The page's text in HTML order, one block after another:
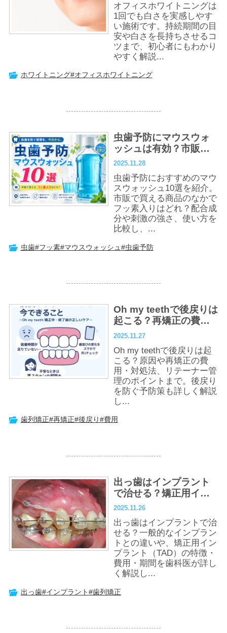
底解説
オフィスホワイトニングは
1回でも白さを実感しやす
い施術です。持続期間の目
安や白さを長持ちさせるコ
ツまで、初心者にもわかり
やすく解説...
ホワイトニング#オフィスホワイトニング
虫歯予防にマウスウォ
ッシュは有効？市販お
すすめ10選・フッ素入
2025.11.28
虫歯予防におすすめのマウ
スウォッシュ10選を紹介。
市販で買える商品のなかで
フッ素入りはどれ？配合成
分や刺激の強さ、使い方を
比較し、...
虫歯#フッ素#マウスウォッシュ #虫歯予防
Oh my teethで後戻りは
起こる？再矯正の費
用・対策・予防法まと
2025.11.27
Oh my teethで後戻りは起
こる？原因や再矯正の費
用・対処法、リテーナー管
理のポイントまで。後戻り
を防ぐ予防策も詳しく解説
し...
歯列矯正#再矯正#後戻り #費用
出っ歯はインプラント
で治せる？矯正用イン
プラントの費用・期間
2025.11.26
出っ歯はインプラントで治
せる？一般的なインプラン
トとの違いや、矯正用イン
プラント（TAD）の特徴・
費用・期間を歯科医が詳し
く解説し...
出っ歯#インプラント #歯列矯正